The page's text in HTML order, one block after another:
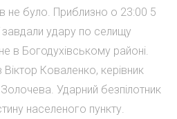
не було. Приблизно о 23:00 5
завдали удару по селищу
в Богодухівському районі.
Коваленко, керівник
Золочева. Ударний безпілотник
населеного пункту.